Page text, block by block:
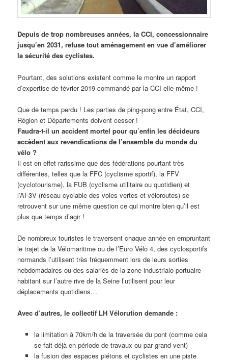
Depuis de trop nombreuses années, la CCI, concessionnaire
jusqu’en 2031, refuse tout aménagement en vue d’améliorer
la sécurité des cyclistes.
Pourtant, des solutions existent comme le montre un rapport
d’expertise de février 2019 commandé par la CCI elle-même !
Que de temps perdu ! Les parties de ping-pong entre État, CCI,
Région et Départements doivent cesser !
Faudra-t-il un accident mortel pour qu’enfin les décideurs
accèdent aux revendications de l’ensemble du monde du
vélo ?
Il est en effet rarissime que des fédérations pourtant très
différentes, telles que la FFC (cyclisme sportif), la FFV
(cyclotourisme), la FUB (cyclisme utilitaire ou quotidien) et
l’AF3V (réseau cyclable des voies vertes et véloroutes) se
retrouvent sur une même question ce qui montre bien qu’il est
plus que temps d’agir !
De nombreux touristes le traversent chaque année en empruntant
le trajet de la Vélomaritime ou de l’Euro Vélo 4, des cyclosportifs
normands l’utilisent très fréquemment lors de leurs sorties
hebdomadaires ou des salariés de la zone industrialo-portuaire
habitant sur l’autre rive de la Seine l’utilisent pour leur
déplacements quotidiens…
Avec d’autres, le collectif LH Vélorution demande :
la limitation à 70km/h de la traversée du pont (comme cela
se fait déjà en période de travaux ou par grand vent)
la fusion des espaces piétons et cyclistes en une piste